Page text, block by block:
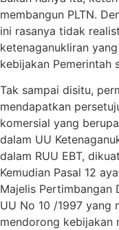
membangun PLTN.
ini rasanya tidak
ketenaganukliran
kebijakan Pemerintah
Tak sampai disitu,
mendapatkan
komersial yang
dalam UU
dalam RUU EBT,
Kemudian Pasal 12
Majelis Pertimbangan
UU No 10 /1997 yang
mendorong kebijakan